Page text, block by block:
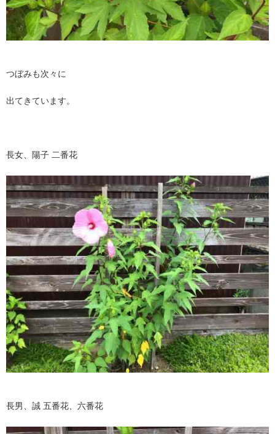
つぼみも次々に
出てきています。
長女、陽子 二番花
長男、誠 五番花、六番花